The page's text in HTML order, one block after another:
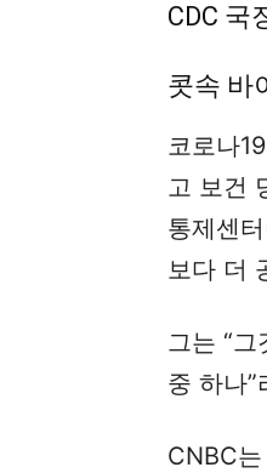
CDC 국
콧속 바
코로나
고 보건
통제센
보다 더
그는 “
중 하나
CNBC